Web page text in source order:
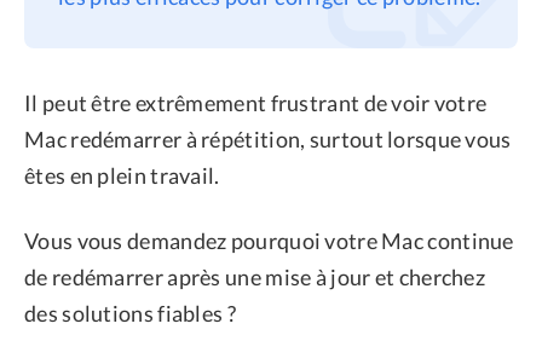
remboursement
Il peut être extrêmement frustrant de voir votre
Mac redémarrer à répétition, surtout lorsque vous
êtes en plein travail.
Vous vous demandez pourquoi votre Mac continue
de redémarrer après une mise à jour et cherchez
des solutions fiables ?